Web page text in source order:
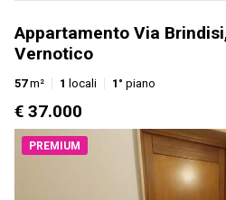
Appartamento Via
Vernotico
57m² 1 locali 1° piano
€ 37.000
PREMIUM